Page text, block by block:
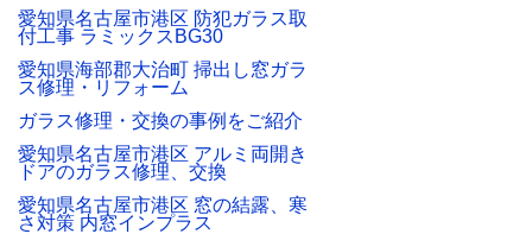
愛知県名古屋市港区 防犯ガラス取
付工事 ラミックスBG30
愛知県海部郡大治町 掃出し窓ガラ
ス修理・リフォーム
ガラス修理・交換の事例をご紹介
愛知県名古屋市港区 アルミ両開き
ドアのガラス修理、交換
愛知県名古屋市港区 窓の結露、寒
さ対策 内窓インプラス